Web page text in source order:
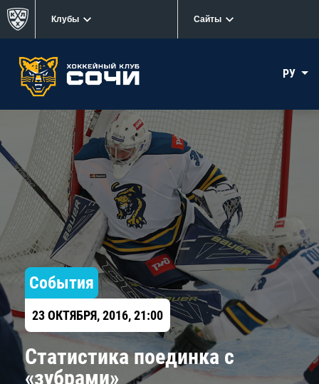
Клубы Сайты
РУ
События
23 ОКТЯБРЯ, 2016, 21:00
Статистика поединка с
«зубрами»